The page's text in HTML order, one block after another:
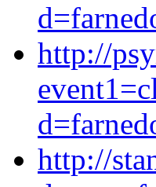
http://
http://